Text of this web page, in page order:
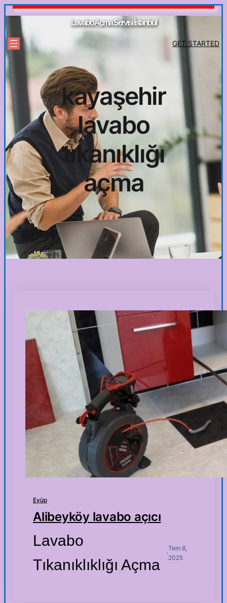
İçeriğe
Lavabo Açma Servisi İstanbul
GET STARTED
kayaşehir
lavabo
tıkanıklığı
açma
Eyüp
Alibeyköy lavabo açıcı
Lavabo
Tıkanıklıklığı Açma
·
Tem 8,
2025